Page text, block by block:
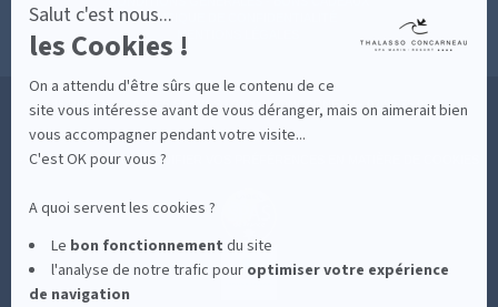
Salut c'est nous...
les Cookies !
On a attendu d'être sûrs que le contenu de ce
site vous intéresse avant de vous déranger, mais on aimerait bien
vous accompagner pendant votre visite...
C'est OK pour vous ?
A quoi servent les cookies ?
Le bon fonctionnement du site
l'analyse de notre trafic pour optimiservotre expérience
de navigation
POLITIQUE DE CONFIDENTIALITÉ
MENTIONS LÉGALES
36 RUE DES SABLES BLANCS - 29900 CONCARNEAU - 02 98 75 05 40
CLIQUEZ-ICI POUR MODIFIER VOS PRÉFÉRENCES EN MATIÈRE DE COOKIES